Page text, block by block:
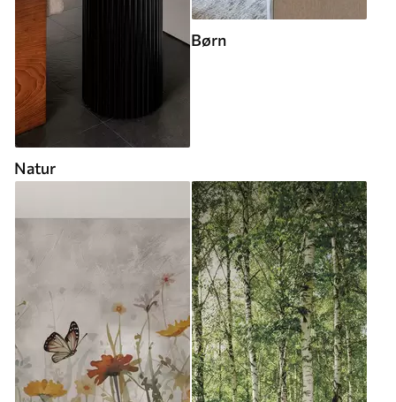
Natur
Børn